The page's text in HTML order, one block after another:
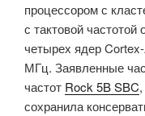
процессором с
с тактовой
четырех ядер
МГц. Заявленные
частот Rock 5B SBC
сохранила